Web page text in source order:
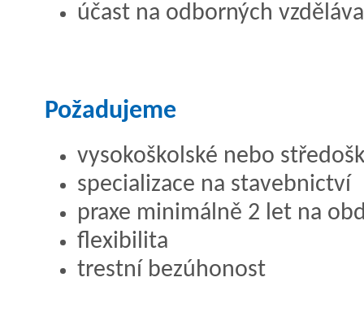
účast na odborných
Požadujeme
vysokoškolské nebo
specializace na stavebnictví
praxe minimálně 2 let na
flexibilita
trestní bezúhonost